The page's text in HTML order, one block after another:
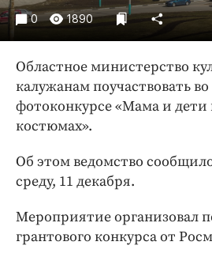
Спорт
Экономика и бизнес
ПРОЕКТЫ
Блоги
Издания
Интересное чтиво
Бренд года
Работодатель года
0 1890
Областное министерство
калужанам поучаствовать
фотоконкурсе «Мама и
костюмах».
Об этом ведомство
среду, 11 декабря.
Мероприятие организовал
грантового конкурса от